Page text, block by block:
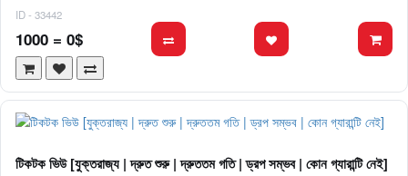
ID - 33442
1000 = 0$
টিকটক ভিউ [যুক্তরাজ্য | দ্রুত শুরু | দ্রুততম গতি | ড্রপ সম্ভব | কোন গ্যারান্টি নেই]